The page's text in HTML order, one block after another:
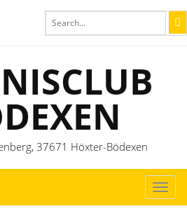
37671 Höxter-Bödexen